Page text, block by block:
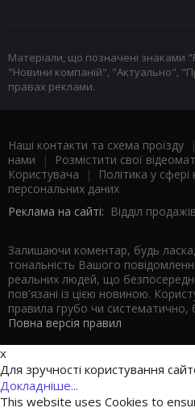
Матеріали, що позначені знаками
"Новини компаній", "Актуально",
правах реклами.
Наші контакти та схема проїзду |
нами | Розмістити свої
Користувача |
Політика у сфері
персональних даних
Реклама на сайті: Відділ
Залишаючи коментар, будь
тональність Вашого
реальних людей, що
пов'язані із цією новиною.
правила грубо чи систематично,
Повна версія правил
x
Для зручності користування
Докладніше...
This website uses Cookies to